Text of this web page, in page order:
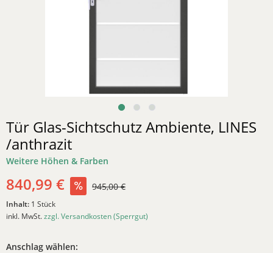
Tür Glas-Sichtschutz Ambiente, LINES
/anthrazit
Weitere Höhen & Farben
840,99 € 945,00 €
Inhalt: 1 Stück
inkl. MwSt.zzgl. Versandkosten (Sperrgut)
Anschlag wählen: